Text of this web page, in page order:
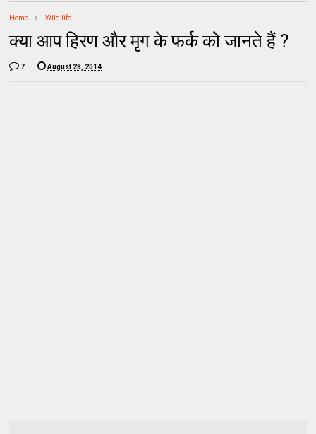
Home Wild life
क्या आप हिरण और मृग के फर्क को जानते हैं ?
7 August 28, 2014